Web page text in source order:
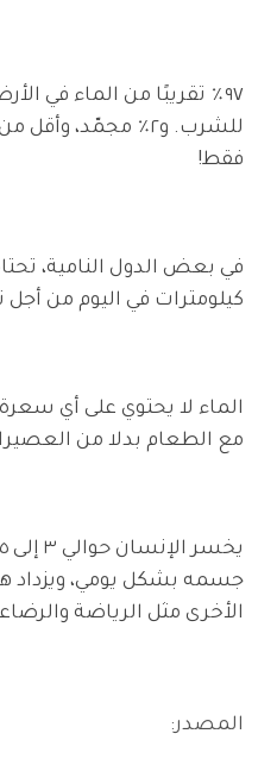
٩٧٪ تقريبًا من الماء في
فقط!
كيلومترات في اليوم من
الماء لا يحتوي على أي
مع الطعام بدلا من
جسمه بشكل يومي، ويزداد
الأخرى مثل الرياضة
المصدر: